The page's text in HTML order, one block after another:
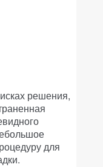
решения,
для